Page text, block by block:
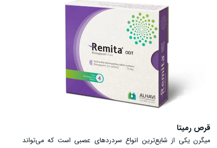
قرص رمیتا
میگرن یکی از شایع‌ترین انواع سردردهای عصبی است که می‌تواند